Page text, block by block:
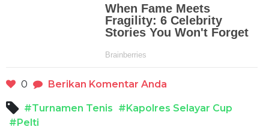
0 Berikan Komentar Anda
#Turnamen Tenis #Kapolres Selayar Cup
#Pelti